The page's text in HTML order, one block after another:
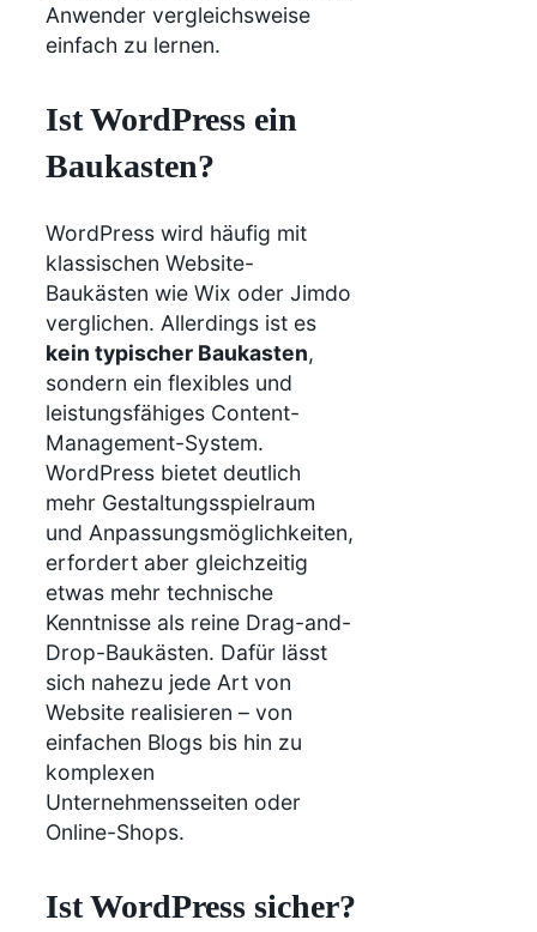
Anwender vergleichsweise
einfach zu lernen.
Ist WordPress ein
Baukasten?
WordPress wird häufig mit
klassischen Website-
Baukästen wie Wix oder Jimdo
verglichen. Allerdings ist es
kein typischer Baukasten,
sondern ein flexibles und
leistungsfähiges Content-
Management-System.
WordPress bietet deutlich
mehr Gestaltungsspielraum
und Anpassungsmöglichkeiten,
erfordert aber gleichzeitig
etwas mehr technische
Kenntnisse als reine Drag-and-
Drop-Baukästen. Dafür lässt
sich nahezu jede Art von
Website realisieren – von
einfachen Blogs bis hin zu
komplexen
Unternehmensseiten oder
Online-Shops.
Ist WordPress sicher?